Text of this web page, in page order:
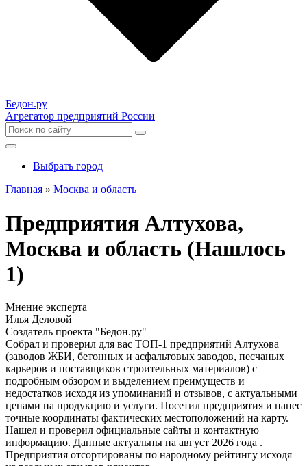
Бедон.ру
Агрегатор предприятий России
Выбрать город
Главная » Москва и область
Предприятия Алтухова,
Москва и область (Нашлось
1)
Мнение эксперта
Илья Деловой
Создатель проекта "Бедон.ру"
Собрал и проверил для вас ТОП-1 предприятий Алтухова
(заводов ЖБИ, бетонных и асфальтовых заводов, песчаных
карьеров и поставщиков строительных материалов) с
подробным обзором и выделением преимуществ и
недостатков исходя из упоминаний и отзывов, с актуальными
ценами на продукцию и услуги. Посетил предприятия и нанес
точные координаты фактических местоположений на карту.
Нашел и проверил официальные сайты и контактную
информацию. Данные актуальны на август 2026 года .
Предприятия отсортированы по народному рейтингу исходя